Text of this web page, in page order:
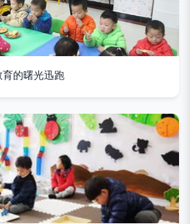
的曙光迅跑